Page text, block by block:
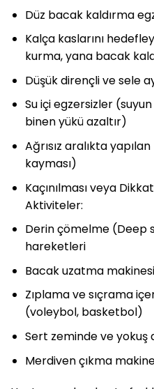
Düz bacak kaldırma
Kalça kaslarını
kurma, yana bacak
Düşük dirençli ve sele
Su içi egzersizler
binen yükü azaltır)
Ağrısız aralıkta
kayması)
Kaçınılması veya
Aktiviteler:
Derin çömelme (Deep
hareketleri
Bacak uzatma
Zıplama ve sıçrama
(voleybol, basketbol)
Sert zeminde ve yokuş
Merdiven çıkma